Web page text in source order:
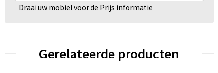
Draai uw mobiel voor de Prijs informatie
Gerelateerde producten